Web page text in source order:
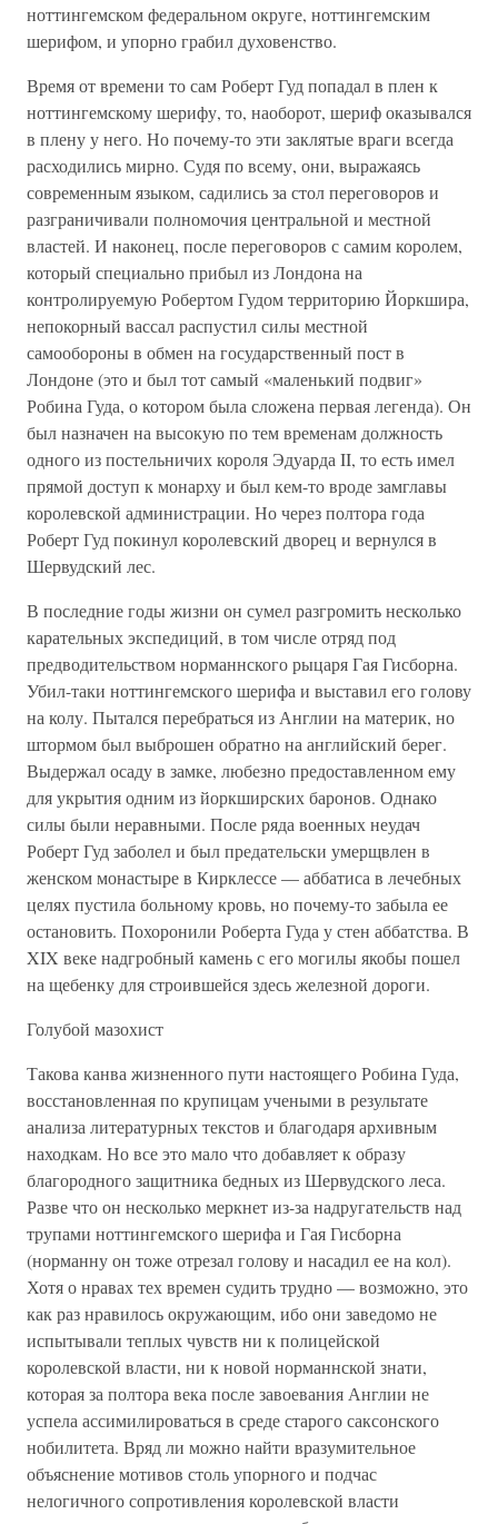
ноттингемском федеральном округе, ноттингемским
шерифом, и упорно грабил духовенство.
Время от времени то сам Роберт Гуд попадал в плен к
ноттингемскому шерифу, то, наоборот, шериф оказывался
в плену у него. Но почему-то эти заклятые враги всегда
расходились мирно. Судя по всему, они, выражаясь
современным языком, садились за стол переговоров и
разграничивали полномочия центральной и местной
властей. И наконец, после переговоров с самим королем,
который специально прибыл из Лондона на
контролируемую Робертом Гудом территорию Йоркшира,
непокорный вассал распустил силы местной
самообороны в обмен на государственный пост в
Лондоне (это и был тот самый «маленький подвиг»
Робина Гуда, о котором была сложена первая легенда). Он
был назначен на высокую по тем временам должность
одного из постельничих короля Эдуарда II, то есть имел
прямой доступ к монарху и был кем-то вроде замглавы
королевской администрации. Но через полтора года
Роберт Гуд покинул королевский дворец и вернулся в
Шервудский лес.
В последние годы жизни он сумел разгромить несколько
карательных экспедиций, в том числе отряд под
предводительством норманнского рыцаря Гая Гисборна.
Убил-таки ноттингемского шерифа и выставил его голову
на колу. Пытался перебраться из Англии на материк, но
штормом был выброшен обратно на английский берег.
Выдержал осаду в замке, любезно предоставленном ему
для укрытия одним из йоркширских баронов. Однако
силы были неравными. После ряда военных неудач
Роберт Гуд заболел и был предательски умерщвлен в
женском монастыре в Кирклессе — аббатиса в лечебных
целях пустила больному кровь, но почему-то забыла ее
остановить. Похоронили Роберта Гуда у стен аббатства. В
XIX веке надгробный камень с его могилы якобы пошел
на щебенку для строившейся здесь железной дороги.
Голубой мазохист
Такова канва жизненного пути настоящего Робина Гуда,
восстановленная по крупицам учеными в результате
анализа литературных текстов и благодаря архивным
находкам. Но все это мало что добавляет к образу
благородного защитника бедных из Шервудского леса.
Разве что он несколько меркнет из-за надругательств над
трупами ноттингемского шерифа и Гая Гисборна
(норманну он тоже отрезал голову и насадил ее на кол).
Хотя о нравах тех времен судить трудно — возможно, это
как раз нравилось окружающим, ибо они заведомо не
испытывали теплых чувств ни к полицейской
королевской власти, ни к новой норманнской знати,
которая за полтора века после завоевания Англии не
успела ассимилироваться в среде старого саксонского
нобилитета. Вряд ли можно найти вразумительное
объяснение мотивов столь упорного и подчас
нелогичного сопротивления королевской власти